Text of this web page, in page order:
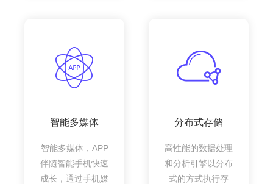
智能多媒体
智能多媒体，APP
伴随智能手机快速
成长，通过手机媒
分布式存储
高性能的数据处理
和分析引擎以分布
式的方式执行存